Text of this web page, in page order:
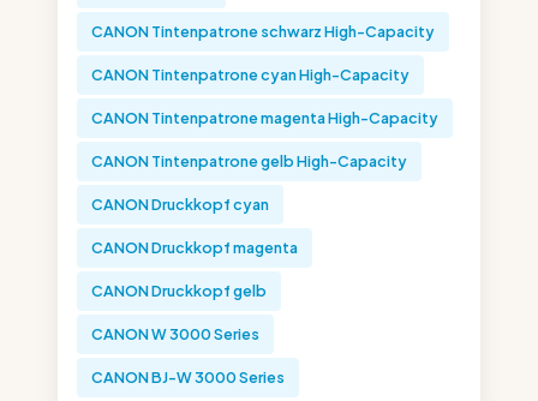
CANON Tintenpatrone schwarz High-Capacity
CANON Tintenpatrone cyan High-Capacity
CANON Tintenpatrone magenta High-Capacity
CANON Tintenpatrone gelb High-Capacity
CANON Druckkopf cyan
CANON Druckkopf magenta
CANON Druckkopf gelb
CANON W 3000 Series
CANON BJ-W 3000 Series